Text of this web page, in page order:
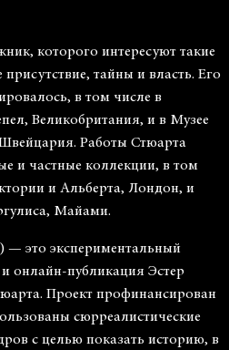
которого интересуют такие
тайны и власть. Его
в том числе в
Великобритания, и в Музее
Работы Стюарта
и частные коллекции, в том
и Альберта, Лондон, и
Майами.
— это экспериментальный
онлайн-публикация Эстер
Проект профинансирован
сюрреалистические
с целью показать историю, в